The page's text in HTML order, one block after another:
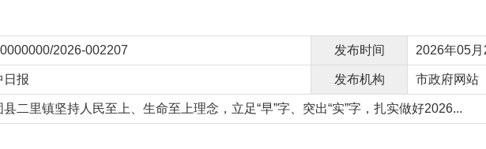
2026-002207 发布时间 2026年05
日报 发布机构 市政府网站
县二里镇坚持人民至上、生命至上理念，立足“早”字、突出“实”字，扎实做好2026...